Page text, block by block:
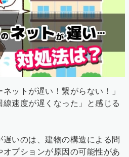
ネットが遅い！繋がらない！」
線速度が遅くなった」と感じる
いのは、建物の構造による問
プションが原因の可能性があ